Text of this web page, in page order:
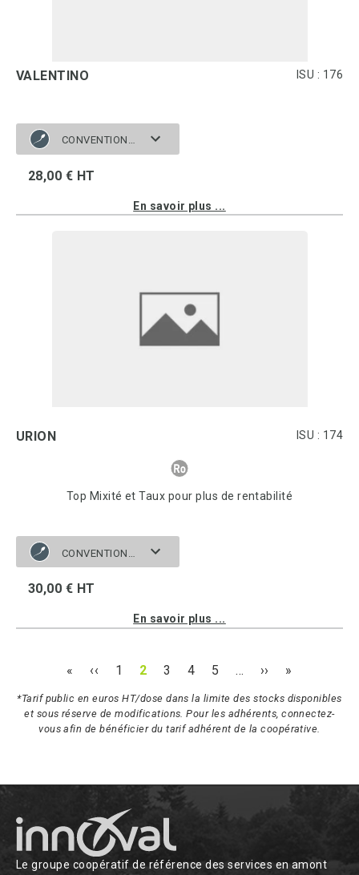
VALENTINO ISU : 176
CONVENTIONNELLE
28,00 € HT
En savoir plus ...
URION ISU : 174
Top Mixité et Taux pour plus de rentabilité
30,00 € HT
En savoir plus ...
« ‹‹ 1 2 3 4 5 … ›› »
*Tarif public en euros HT/dose dans la limite des stocks disponibles
et sous réserve de modifications. Pour les adhérents, connectez-
vous afin de bénéficier du tarif adhérent de la coopérative.
Le groupe coopératif de référence des services en amont